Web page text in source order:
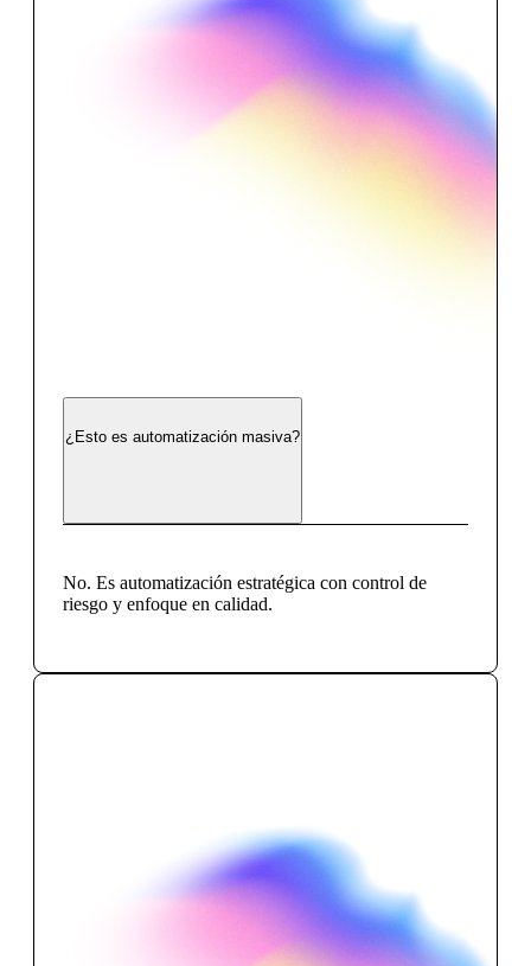
¿Esto es automatización masiva?
No. Es automatización estratégica con control de
riesgo y enfoque en calidad.